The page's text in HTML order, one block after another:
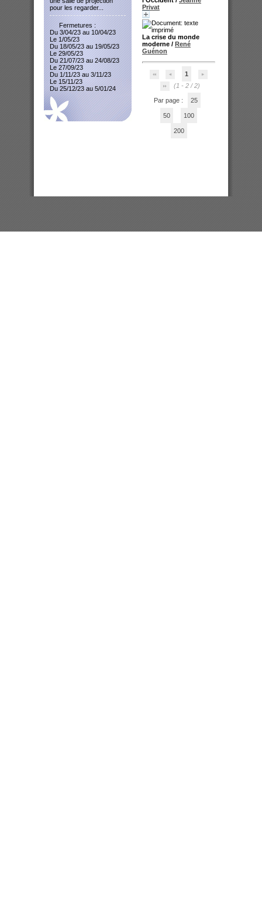
Privat
La crise du monde
moderne / René
Guénon
1
(1 - 2 / 2)
Par page : 25
50 100
200
pour les regarder...
Fermetures :
Du 3/04/23 au 10/04/23
Le 1/05/23
Du 18/05/23 au 19/05/23
Le 29/05/23
Du 21/07/23 au 24/08/23
Le 27/09/23
Du 1/11/23 au 3/11/23
Le 15/11/23
Du 25/12/23 au 5/01/24